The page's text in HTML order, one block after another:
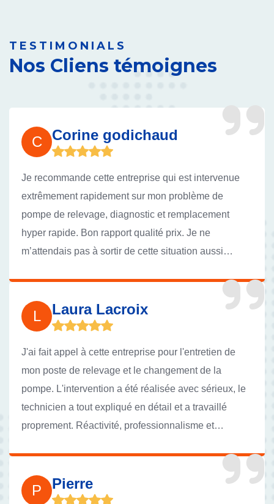
TESTIMONIALS
Nos Cliens témoignes
C Corine godichaud
Je recommande cette entreprise qui est intervenue
extrêmement rapidement sur mon problème de
pompe de relevage, diagnostic et remplacement
hyper rapide. Bon rapport qualité prix. Je ne
m’attendais pas à sortir de cette situation aussi
L Laura Lacroix
J'ai fait appel à cette entreprise pour l'entretien de
mon poste de relevage et le changement de la
pompe. L'intervention a été réalisée avec sérieux, le
technicien a tout expliqué en détail et a travaillé
proprement. Réactivité, professionnalisme et
de savoir que mon installation est entre de bonnes
mains. Je recommande vivement leurs services !
P Pierre